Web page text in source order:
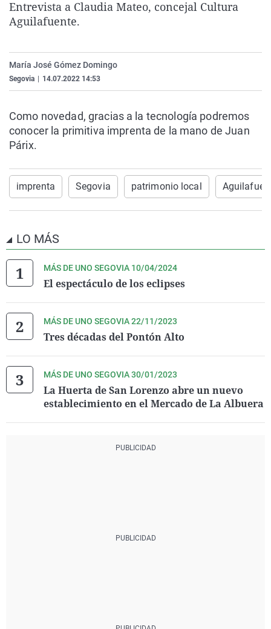
La rosa de los vientos
Como el perro y el
Caso
Equipo de
Extremadura
La Rioja
País Vasco
Virales
Elecciones
Entrevista a Claudia Mateo, concejal Cultura
Aguilafuente.
María José Gómez Domingo
Segovia 14.07.2022 14:53
Como novedad, gracias a la tecnología podremos
conocer la primitiva imprenta de la mano de Juan
Párix.
imprenta Segovia patrimonio local
LO MÁS
MÁS DE UNO SEGOVIA 10/04/2024
El espectáculo de los eclipses
MÁS DE UNO SEGOVIA 22/11/2023
Tres décadas del Pontón Alto
MÁS DE UNO SEGOVIA 30/01/2023
La Huerta de San Lorenzo abre un nuevo
establecimiento en el Mercado de La Albuera